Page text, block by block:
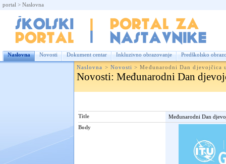
portal > Naslovna
Naslovna Novosti Dokument centar Inkluzivno obrazovanje Predškolsko
Naslovna > Novosti >Međunarodni Dan djevojčica
Novosti: Međunarodni Dan
Title
Međunarodni Dan
Body